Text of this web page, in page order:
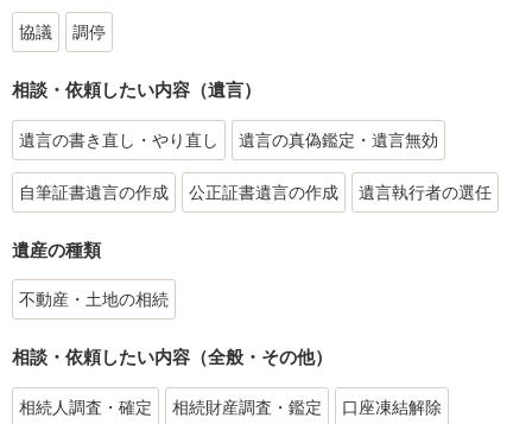
協議 調停
相談・依頼したい内容（遺言）
遺言の書き直し・やり直し 遺言の真偽鑑定・遺言無効
自筆証書遺言の作成 公正証書遺言の作成 遺言執行者の選任
遺産の種類
不動産・土地の相続
相談・依頼したい内容（全般・その他）
相続人調査・確定 相続財産調査・鑑定 口座凍結解除